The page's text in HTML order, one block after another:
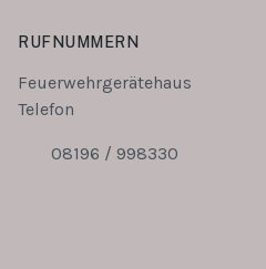
RUFNUMMERN
Feuerwehrgerätehaus
Telefon
08196 / 998330